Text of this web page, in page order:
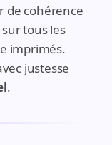
de cohérence
tous les
imprimés.
justesse
.